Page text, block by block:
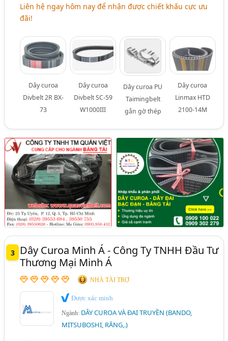
Liên hệ ngay hôm nay để nhận được chiết khấu cực ưu
đãi!
Dây curoa
Divbelt 2R BX-
73
Dây curoa
Divbelt SC-59
W1000III
Dây curoa PU
Taimingbelt
gắn gờ thép
Dây curoa
Linmax HTD
2100-14M
3
Dây Curoa Minh Á - Công Ty TNHH Đầu Tư
Thương Mại Minh Á
NHÀ TÀI TRỢ
Được xác minh
Ngành: DÂY CUROA VÀ ĐAI TRUYỀN (BANDO,
MITSUBOSHI, RĂNG,.)